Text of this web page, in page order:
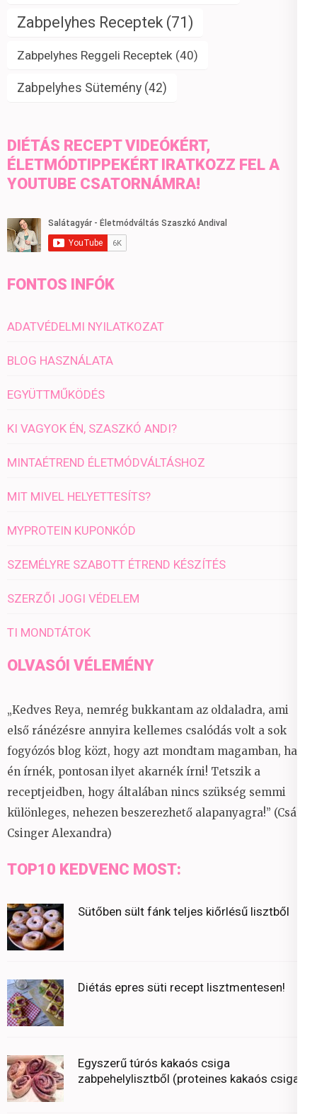
Zabpelyhes Receptek (71)
Zabpelyhes Reggeli Receptek (40)
Zabpelyhes Sütemény (42)
DIÉTÁS RECEPT VIDEÓKÉRT,
ÉLETMÓDTIPPEKÉRT IRATKOZZ FEL A
YOUTUBE CSATORNÁMRA!
FONTOS INFÓK
ADATVÉDELMI NYILATKOZAT
BLOG HASZNÁLATA
EGYÜTTMŰKÖDÉS
KI VAGYOK ÉN, SZASZKÓ ANDI?
MINTAÉTREND ÉLETMÓDVÁLTÁSHOZ
MIT MIVEL HELYETTESÍTS?
MYPROTEIN KUPONKÓD
SZEMÉLYRE SZABOTT ÉTREND KÉSZÍTÉS
SZERZŐI JOGI VÉDELEM
TI MONDTÁTOK
OLVASÓI VÉLEMÉNY
„Kedves Reya, nemrég bukkantam az oldaladra, ami
első ránézésre annyira kellemes csalódás volt a sok
fogyózós blog közt, hogy azt mondtam magamban, ha
én írnék, pontosan ilyet akarnék írni! Tetszik a
receptjeidben, hogy általában nincs szükség semmi
különleges, nehezen beszerezhető alapanyagra!” (Csáky
Csinger Alexandra)
TOP10 KEDVENC MOST:
Sütőben sült fánk teljes kiőrlésű lisztből
Diétás epres süti recept lisztmentesen!
Egyszerű túrós kakaós csiga
zabpehelylisztből (proteines kakaós csiga)